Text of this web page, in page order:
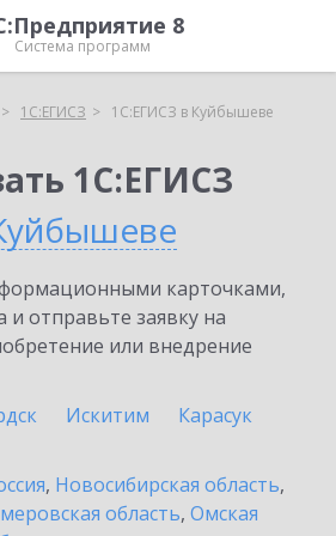
8
Система программ
1С:ЕГИСЗ 1С:ЕГИСЗ в Куйбышеве
1С:ЕГИСЗ
карточками,
отправьте заявку на
или внедрение
Искитим
Карасук
, Новосибирская область,
область, Омская